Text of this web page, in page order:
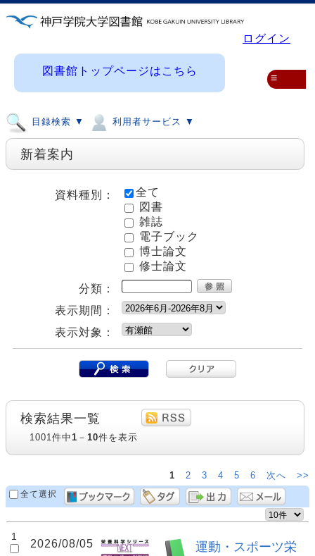
ログイン
図書館トップページはこちら
目録検索 ▼ 利用者サービス ▼
≡
新着案内
資料種別：
全て
図書
雑誌
電子ブック
博士論文
修士論文
分類：
表示期間：
表示対象：
検索結果一覧
1001件中1 － 10件を表示
1 2 3 4 5 6 次へ
>>
全て選択
1
2026/08/05
運動・スポーツ栄